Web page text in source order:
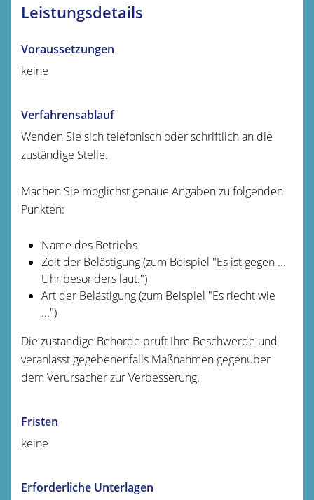
Leistungsdetails
Voraussetzungen
keine
Verfahrensablauf
Wenden Sie sich telefonisch oder schriftlich an die
zuständige Stelle.
Machen Sie möglichst genaue Angaben zu folgenden
Punkten:
Name des Betriebs
Zeit der Belästigung (zum Beispiel "Es ist gegen ...
Uhr besonders laut.")
Art der Belästigung (zum Beispiel "Es riecht wie
...")
Die zuständige Behörde prüft Ihre Beschwerde und
veranlasst gegebenenfalls Maßnahmen gegenüber
dem Verursacher zur Verbesserung.
Fristen
keine
Erforderliche Unterlagen